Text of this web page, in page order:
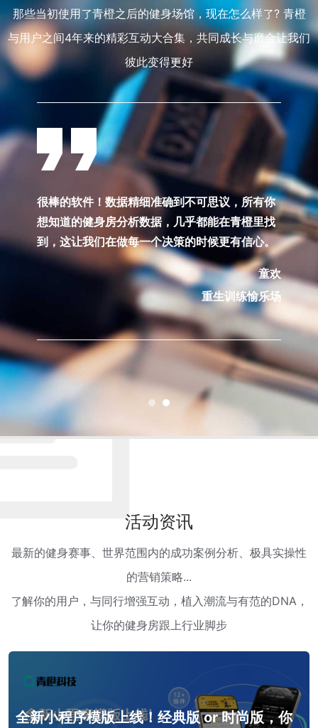
那些当初使用了青橙之后的健⾝场馆，现在怎么样了? 青橙
与⽤户之间4年来的精彩互动大合集，共同成长与磨合让我们
彼此变得更好
很棒的软件！数据精细准确到不可思议，所有你
想知道的健身房分析数据，几乎都能在青橙里找
到，这让我们在做每一个决策的时候更有信心。
童欢
重生训练愉乐场
活动资讯
最新的健⾝赛事、世界范围内的成功案例分析、极具实操性
的营销策略...
了解你的用户，与同⾏增强互动，植入潮流与有范的DNA，
让你的健身房跟上⾏业脚步
全新小程序模版上线！经典版 or 时尚版，你